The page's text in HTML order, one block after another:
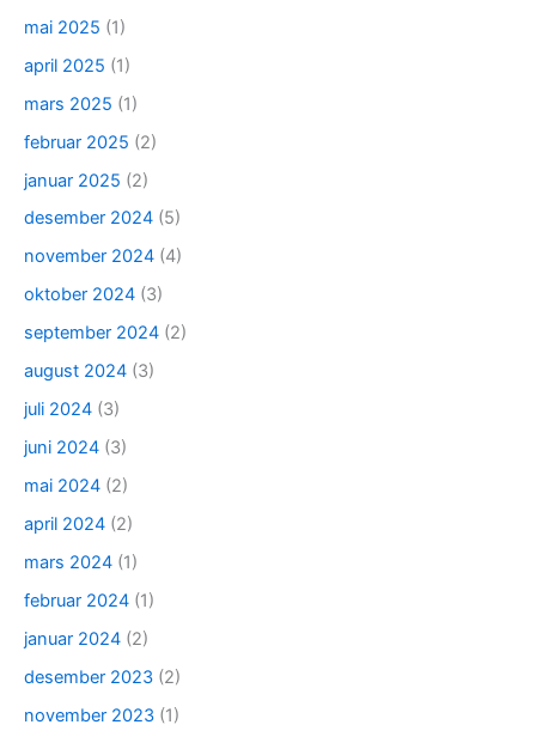
mai 2025 (1)
april 2025 (1)
mars 2025 (1)
februar 2025 (2)
januar 2025 (2)
desember 2024 (5)
november 2024 (4)
oktober 2024 (3)
september 2024 (2)
august 2024 (3)
juli 2024 (3)
juni 2024 (3)
mai 2024 (2)
april 2024 (2)
mars 2024 (1)
februar 2024 (1)
januar 2024 (2)
desember 2023 (2)
november 2023 (1)